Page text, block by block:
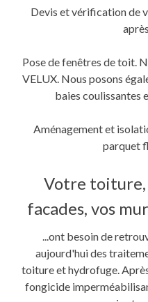
Devis et vérification de
Pose de fenêtres de toit.
VELUX. Nous posons
baies coulissantes
Aménagement et
parquet
Votre toiture,
facades, vos
...ont besoin de
aujourd'hui des
toiture et hydrofuge.
fongicide